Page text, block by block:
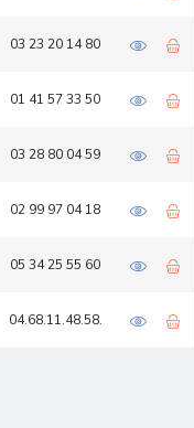
03 23 20 14 80
01 41 57 33 50
03 28 80 04 59
02 99 97 04 18
05 34 25 55 60
04.68.11.48.58.